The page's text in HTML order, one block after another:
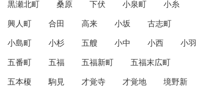
黒瀬北町
桑原 下伏 小泉町
小糸
興人町
合田 高来 小坂
古志町
小島町
小杉 五艘 小中 小西
小羽
五番町
五福 五福新町
五福末広町
五本榎
駒見 才覚寺 才覚地
境野新